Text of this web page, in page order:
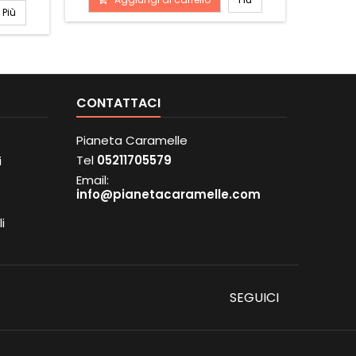
Più
CONTATTACI
Pianeta Caramelle
Tel 05211705579
Email:
info@pianetacaramelle.com
SEGUICI